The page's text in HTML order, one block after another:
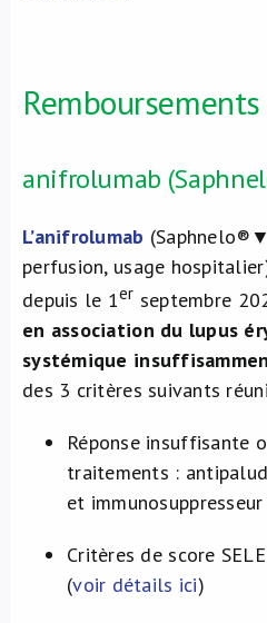
Remboursements
anifrolumab
L’anifrolumab
perfusion, usage
depuis le 1er septembre
en association du lupus
systémique
des 3 critères suivants
Réponse insuffisante
traitements :
et immunosuppresseur
Critères de score
(voir détails ici)